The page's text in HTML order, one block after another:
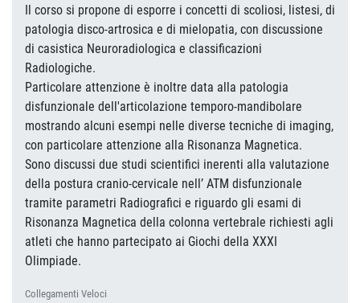
Il corso si propone di esporre i concetti di scoliosi, listesi, di
patologia disco-artrosica e di mielopatia, con discussione
di casistica Neuroradiologica e classificazioni
Radiologiche.
Particolare attenzione è inoltre data alla patologia
disfunzionale dell'articolazione temporo-mandibolare
mostrando alcuni esempi nelle diverse tecniche di imaging,
con particolare attenzione alla Risonanza Magnetica.
Sono discussi due studi scientifici inerenti alla valutazione
della postura cranio-cervicale nell’ ATM disfunzionale
tramite parametri Radiografici e riguardo gli esami di
Risonanza Magnetica della colonna vertebrale richiesti agli
atleti che hanno partecipato ai Giochi della XXXI
Olimpiade.
Collegamenti Veloci